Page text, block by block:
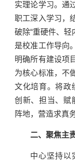
实理论学习。通
职工深入学习，
破除“重硬件、轻
是校准工作导向
明确所有建设项
为核心标准，不
文化培育。将政
创新、担当、赋
阵地，营造求真
二、聚焦主
中心坚持以